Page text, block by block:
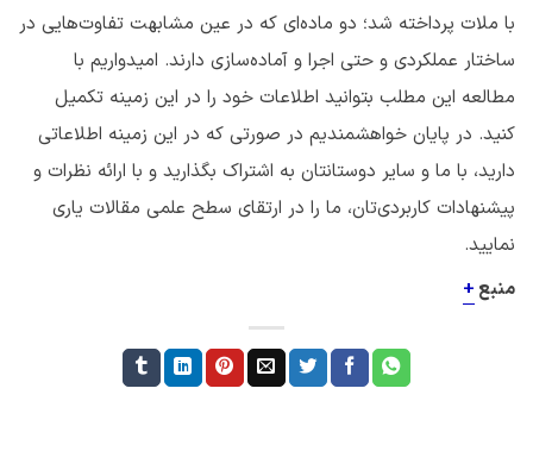
با ملات پرداخته شد؛ دو ماده‌ای که در عین مشابهت تفاوت‌هایی در
ساختار عملکردی و حتی اجرا و آماده‌سازی دارند. امیدواریم با
مطالعه این مطلب بتوانید اطلاعات خود را در این زمینه تکمیل
کنید. در پایان خواهشمندیم در صورتی که در این زمینه اطلاعاتی
دارید، با ما و سایر دوستانتان به اشتراک بگذارید و با ارائه نظرات و
پیشنهادات کاربردی‌تان، ما را در ارتقای سطح علمی مقالات یاری
نمایید.
منبع +